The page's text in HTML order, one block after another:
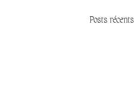
Posts récents